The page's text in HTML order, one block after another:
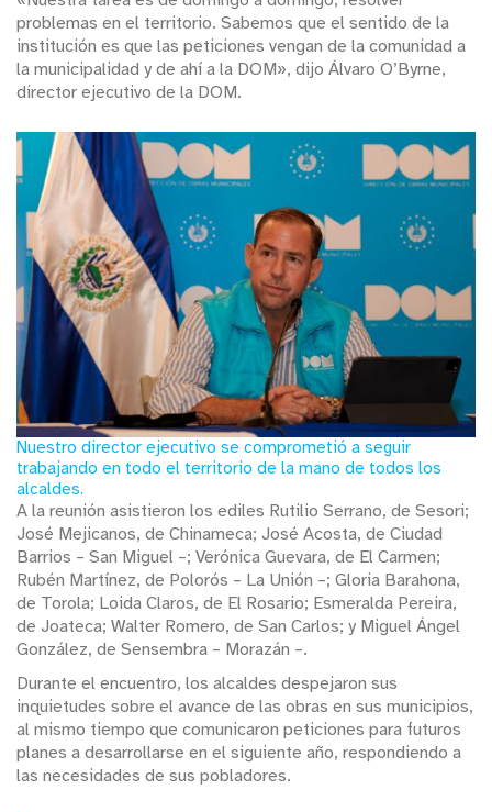
problemas en el territorio. Sabemos que el sentido de la
institución es que las peticiones vengan de la comunidad a
la municipalidad y de ahí a la DOM», dijo Álvaro O’Byrne,
director ejecutivo de la DOM.
Nuestro director ejecutivo se comprometió a seguir
trabajando en todo el territorio de la mano de todos los
alcaldes.
A la reunión asistieron los ediles Rutilio Serrano, de Sesori;
José Mejicanos, de Chinameca; José Acosta, de Ciudad
Barrios – San Miguel –; Verónica Guevara, de El Carmen;
Rubén Martínez, de Polorós – La Unión –; Gloria Barahona,
de Torola; Loida Claros, de El Rosario; Esmeralda Pereira,
de Joateca; Walter Romero, de San Carlos; y Miguel Ángel
González, de Sensembra – Morazán –.
Durante el encuentro, los alcaldes despejaron sus
inquietudes sobre el avance de las obras en sus municipios,
al mismo tiempo que comunicaron peticiones para futuros
planes a desarrollarse en el siguiente año, respondiendo a
las necesidades de sus pobladores.